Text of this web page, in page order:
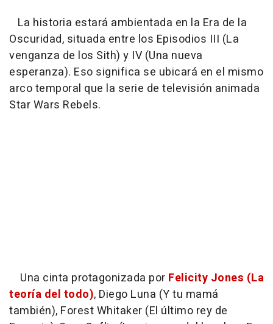
La historia estará ambientada en la Era de la
Oscuridad, situada entre los Episodios III (La
venganza de los Sith) y IV (Una nueva
esperanza). Eso significa se ubicará en el mismo
arco temporal que la serie de televisión animada
Star Wars Rebels.
Una cinta protagonizada por Felicity Jones (La
teoría del todo), Diego Luna (Y tu mamá
también), Forest Whitaker (El último rey de